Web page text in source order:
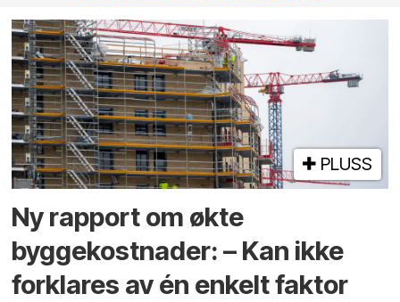
PLUSS
Ny rapport om økte
byggekostnader: – Kan ikke
forklares av én enkelt faktor